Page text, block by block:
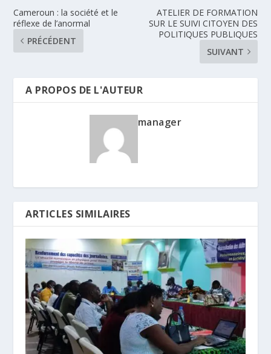
Cameroun : la société et le
réflexe de l’anormal
PRÉCÉDENT
ATELIER DE FORMATION
SUR LE SUIVI CITOYEN DES
POLITIQUES PUBLIQUES
SUIVANT
A PROPOS DE L'AUTEUR
manager
ARTICLES SIMILAIRES